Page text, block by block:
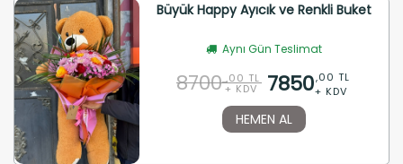
Büyük Happy Ayıcık ve Renkli Buket
Aynı Gün Teslimat
8700 ,00 TL
+ KDV 7850,00 TL
+ KDV
HEMEN AL